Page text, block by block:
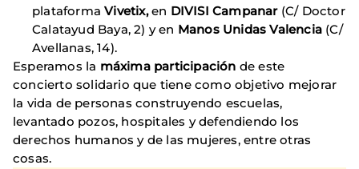
plataformaVivetix,en DIVISI Campanar (C/ Doctor
Calatayud Baya, 2) y en Manos Unidas Valencia (C/
Avellanas, 14).
Esperamos la máxima participación de este
concierto solidario que tiene como objetivo mejorar
la vida de personas construyendo escuelas,
levantado pozos, hospitales y defendiendo los
derechos humanos y de las mujeres, entre otras
cosas.